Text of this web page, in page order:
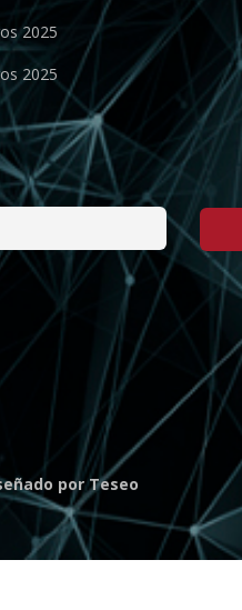
2025
2025
por Teseo